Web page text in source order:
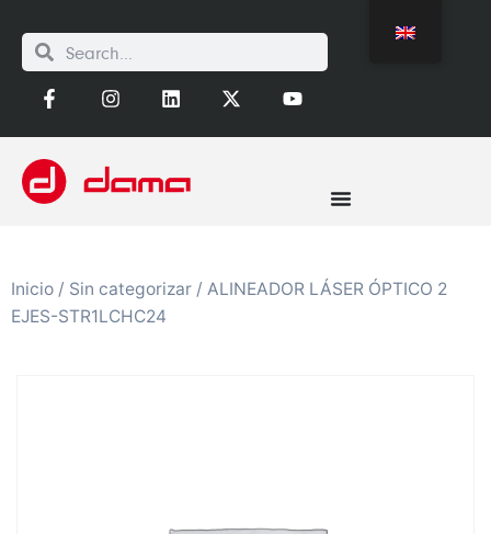
Inicio / Sin categorizar / ALINEADOR LÁSER ÓPTICO 2
EJES-STR1LCHC24